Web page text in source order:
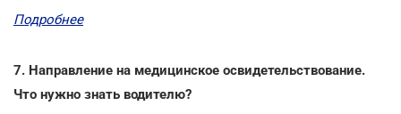
Подробнее
7. Направление на медицинское освидетельствование.
Что нужно знать водителю?